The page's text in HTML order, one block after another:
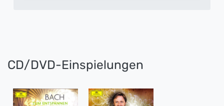
CD/DVD-Einspielungen